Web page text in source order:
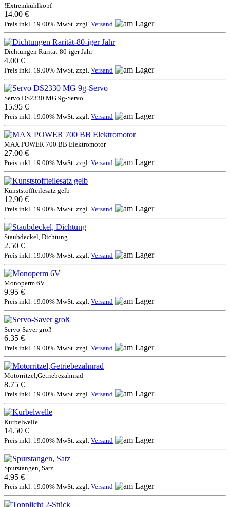
!Extremkühlkopf
14.00 €
Preis inkl. 19.00% MwSt. zzgl. Versand
Dichtungen Rarität-80-iger Jahr
4.00 €
Preis inkl. 19.00% MwSt. zzgl. Versand
Servo DS2330 MG 9g-Servo
15.95 €
Preis inkl. 19.00% MwSt. zzgl. Versand
MAX POWER 700 BB Elektromotor
27.00 €
Preis inkl. 19.00% MwSt. zzgl. Versand
Kunststoffteilesatz gelb
12.90 €
Preis inkl. 19.00% MwSt. zzgl. Versand
Staubdeckel, Dichtung
2.50 €
Preis inkl. 19.00% MwSt. zzgl. Versand
Monoperm 6V
9.95 €
Preis inkl. 19.00% MwSt. zzgl. Versand
Servo-Saver groß
6.35 €
Preis inkl. 19.00% MwSt. zzgl. Versand
Motorritzel,Getriebezahnrad
8.75 €
Preis inkl. 19.00% MwSt. zzgl. Versand
Kurbelwelle
14.50 €
Preis inkl. 19.00% MwSt. zzgl. Versand
Spurstangen, Satz
4.95 €
Preis inkl. 19.00% MwSt. zzgl. Versand